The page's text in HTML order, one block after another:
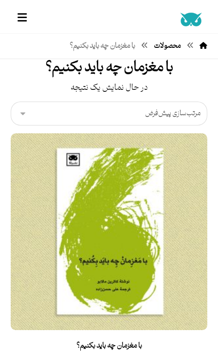
محصولات با مغزمان چه باید بکنیم؟
با مغزمان چه باید بکنیم؟
در حال نمایش یک نتیجه
با مغزمان چه باید بکنیم؟